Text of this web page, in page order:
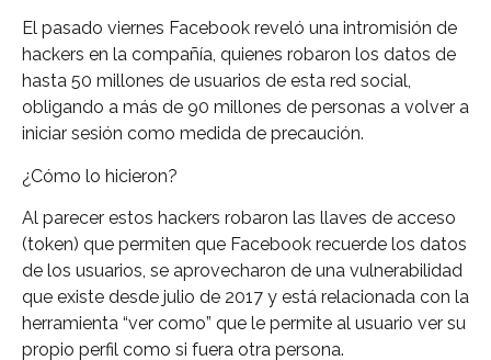
El pasado viernes Facebook reveló una intromisión de
hackers en la compañía, quienes robaron los datos de
hasta 50 millones de usuarios de esta red social,
obligando a más de 90 millones de personas a volver a
iniciar sesión como medida de precaución.
¿Cómo lo hicieron?
Al parecer estos hackers robaron las llaves de acceso
(token) que permiten que Facebook recuerde los datos
de los usuarios, se aprovecharon de una vulnerabilidad
que existe desde julio de 2017 y está relacionada con la
herramienta “ver como” que le permite al usuario ver su
propio perfil como si fuera otra persona.